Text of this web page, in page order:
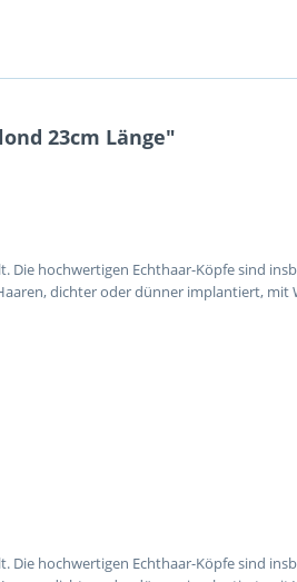
23cm Länge"
hochwertigen Echthaar-Köpfe sind
dichter oder dünner implantiert,
hochwertigen Echthaar-Köpfe sind